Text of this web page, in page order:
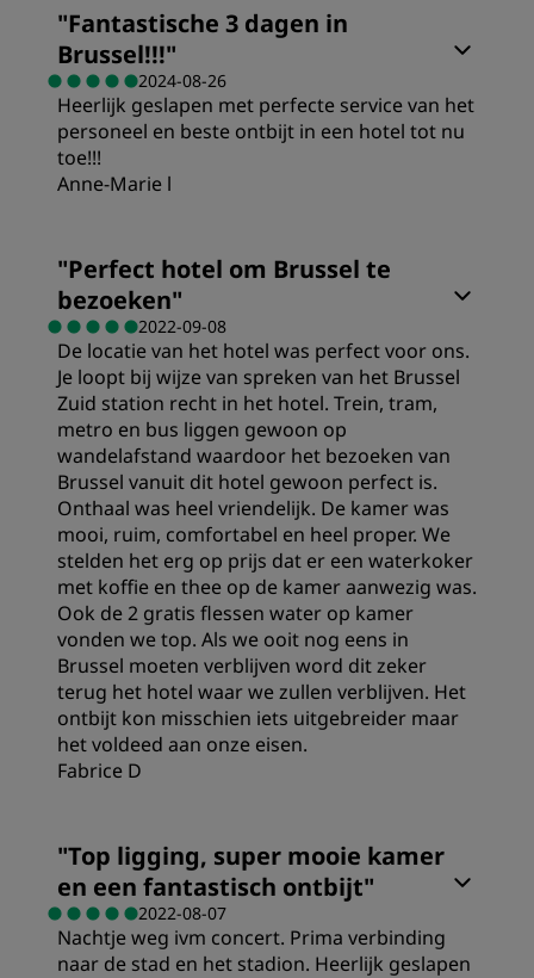
"Fantastische 3 dagen in
Brussel!!!"
2024-08-26
Heerlijk geslapen met perfecte service van het
personeel en beste ontbijt in een hotel tot nu
toe!!!
Anne-Marie l
Prijs/kwaliteit
Slaapkwaliteit
Locatie
Hygiëne
Service
"Perfect hotel om Brussel te
bezoeken"
2022-09-08
De locatie van het hotel was perfect voor ons.
Je loopt bij wijze van spreken van het Brussel
Zuid station recht in het hotel. Trein, tram,
metro en bus liggen gewoon op
wandelafstand waardoor het bezoeken van
Brussel vanuit dit hotel gewoon perfect is.
Onthaal was heel vriendelijk. De kamer was
mooi, ruim, comfortabel en heel proper. We
stelden het erg op prijs dat er een waterkoker
met koffie en thee op de kamer aanwezig was.
Ook de 2 gratis flessen water op kamer
vonden we top. Als we ooit nog eens in
Brussel moeten verblijven word dit zeker
terug het hotel waar we zullen verblijven. Het
ontbijt kon misschien iets uitgebreider maar
het voldeed aan onze eisen.
Fabrice D
Prijs/kwaliteit
"Top ligging, super mooie kamer
en een fantastisch ontbijt"
2022-08-07
Nachtje weg ivm concert. Prima verbinding
naar de stad en het stadion. Heerlijk geslapen